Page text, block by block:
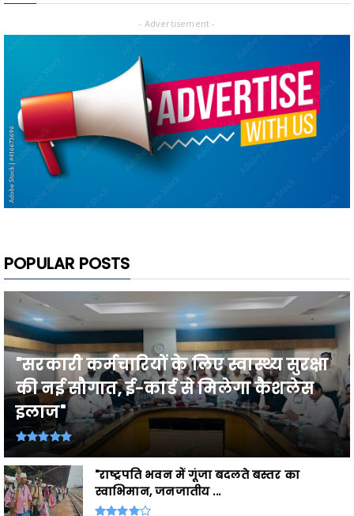
- Advertisement -
POPULAR POSTS
"सरकारी कर्मचारियों के लिए स्वास्थ्य सुरक्षा
की नई सौगात, ई-कार्ड से मिलेगा कैशलेस
इलाज"
"राष्ट्रपति भवन में गूंजा बदलते बस्तर का
स्वाभिमान, जनजातीय ...